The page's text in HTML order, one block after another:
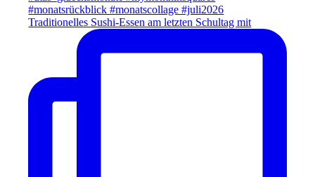
Traditionelles Sushi-Essen am letzten Schultag mit